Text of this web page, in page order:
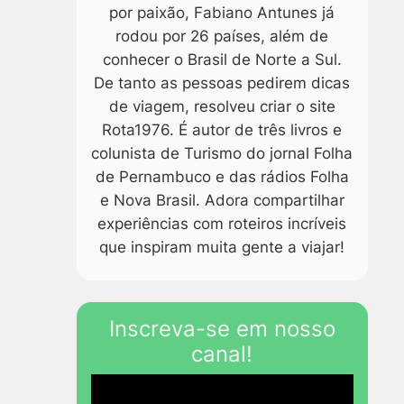
por paixão, Fabiano Antunes já
rodou por 26 países, além de
conhecer o Brasil de Norte a Sul.
De tanto as pessoas pedirem dicas
de viagem, resolveu criar o site
Rota1976. É autor de três livros e
colunista de Turismo do jornal Folha
de Pernambuco e das rádios Folha
e Nova Brasil. Adora compartilhar
experiências com roteiros incríveis
que inspiram muita gente a viajar!
Inscreva-se em nosso
canal!